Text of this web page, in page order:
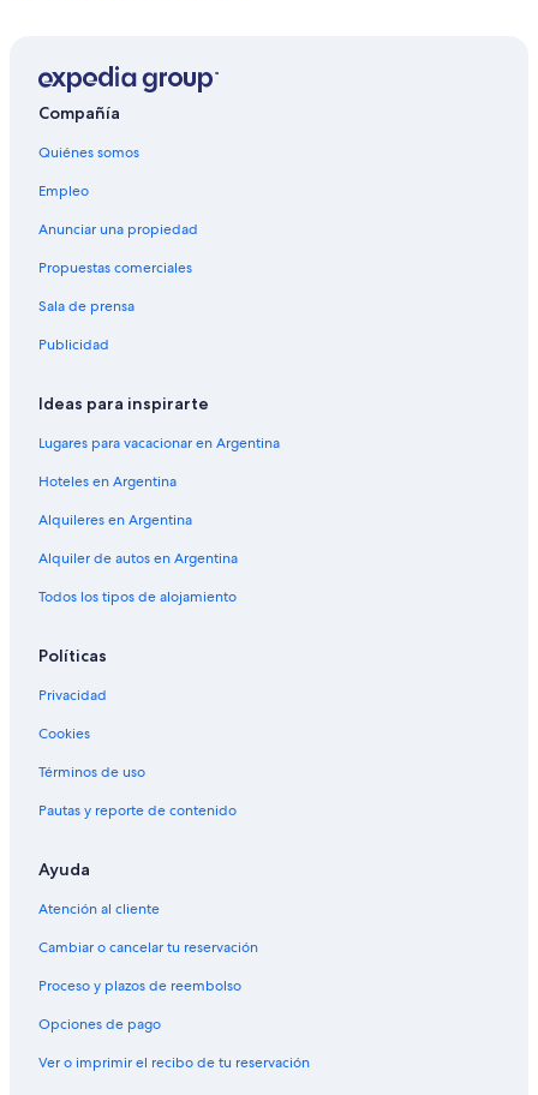
Alquiler de autos cerca de IV Distrito
Compañía
Quiénes somos
Empleo
Anunciar una propiedad
Propuestas comerciales
Sala de prensa
Publicidad
Ideas para inspirarte
Lugares para vacacionar en Argentina
Hoteles en Argentina
Alquileres en Argentina
Alquiler de autos en Argentina
Todos los tipos de alojamiento
Políticas
Privacidad
Cookies
Términos de uso
Pautas y reporte de contenido
Ayuda
Atención al cliente
Cambiar o cancelar tu reservación
Proceso y plazos de reembolso
Opciones de pago
Ver o imprimir el recibo de tu reservación